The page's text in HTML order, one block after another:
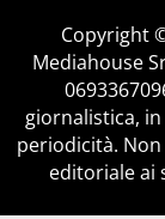
Copyright
Mediahouse
giornalistica,
periodicità.
editoriale ai